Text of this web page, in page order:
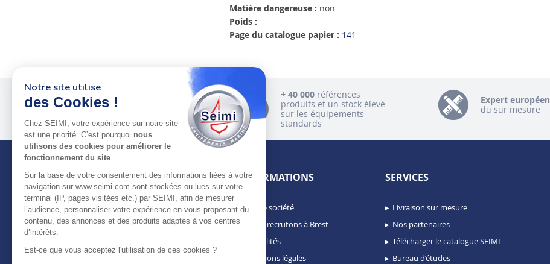
Matière dangereuse : non
Poids :
Page du catalogue papier : 141
Plus de 50 ans
au service
des pros
+ 40 000 références
produits et un stock élevé
sur les équipements
standards
Expert européen
du sur mesure
À PROPOS DE SEIMI
Depuis plus de 50 ans, nous apportons des
chantiers de construction navale, de refit,
INFORMATIONS
Notre société
Nous recrutons à Brest
Actualités
Mentions légales
SERVICES
Livraison sur mesure
Nos partenaires
Télécharger le catalogue SEIMI
Bureau d’études
Notre site utilise
des Cookies !
Chez SEIMI, votre expérience sur notre site
est une priorité. C’est pourquoi nous
utilisons des cookies pour améliorer le
fonctionnement du site.
Sur la base de votre consentement des informations liées à votre
navigation sur www.seimi.com sont stockées ou lues sur votre
terminal (IP, pages visitées etc.) par SEIMI, afin de mesurer
l’audience, personnaliser votre expérience en vous proposant du
contenu, des annonces et des produits adaptés à vos centres
d’intérêts.
Est-ce que vous acceptez l'utilisation de ces cookies ?